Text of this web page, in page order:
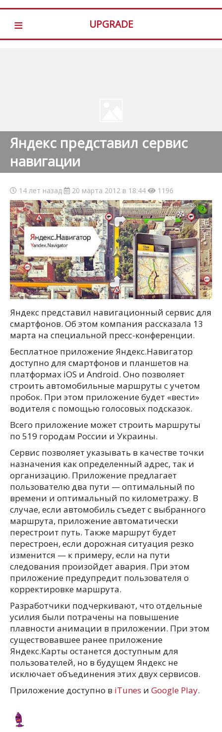
≡ UPGRADE
Яндекс представил сервис
навигации
14 лет назад 20 марта 2012 в 18:44 1196
Яндекс представил навигационный сервис для
смартфонов. Об этом компания рассказала 13
марта на специальной пресс-конференции.
Бесплатное приложение Яндекс.Навигатор
доступно для смартфонов и планшетов на
платформах iOS и Android. Оно позволяет
строить автомобильные маршруты с учетом
пробок. При этом приложение будет «вести»
водителя с помощью голосовых подсказок.
Всего приложение может строить маршруты
по 519 городам России и Украины.
Сервис позволяет указывать в качестве точки
назначения как определенный адрес, так и
организацию. Приложение предлагает
пользователю два пути — оптимальный по
времени и оптимальный по километражу. В
случае, если автомобиль съедет с выбранного
маршрута, приложение автоматически
перестроит путь. Также маршрут будет
перестроен, если дорожная ситуация резко
изменится — к примеру, если на пути
следования произойдет авария. При этом
приложение предупредит пользователя о
корректировке маршрута.
Разработчики подчеркивают, что отдельные
усилия были потрачены на повышение
плавности анимации в приложении. При этом
существовавшее ранее приложение
Яндекс.Карты останется доступным для
пользователей, но в будущем Яндекс не
исключает объединения этих двух сервисов.
Приложение доступно в iTunes и Google Play.